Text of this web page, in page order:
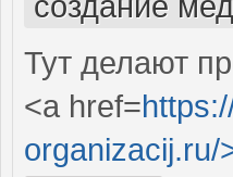
Тут делают
<a href=
organizacij.ru/